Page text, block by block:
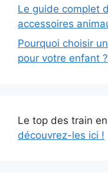
Le guide complet
accessoires
Pourquoi choisir
pour votre enfant ?
Le top des train
découvrez-les ici !